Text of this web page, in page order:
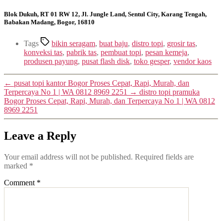
Blok Dukuh, RT 01 RW 12, Jl. Jungle Land, Sentul City, Karang Tengah,
Babakan Madang, Bogor, 16810
Tags bikin seragam, buat baju, distro topi, grosir tas,
konveksi tas, pabrik tas, pembuat topi, pesan kemeja,
produsen payung, pusat flash disk, toko gesper, vendor kaos
← pusat topi kantor Bogor Proses Cepat, Rapi, Murah, dan
Terpercaya No 1 | WA 0812 8969 2251 → distro topi pramuka
Bogor Proses Cepat, Rapi, Murah, dan Terpercaya No 1 | WA 0812
8969 2251
Leave a Reply
Your email address will not be published. Required fields are
marked *
Comment *